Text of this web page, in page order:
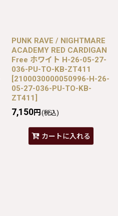
PUNK RAVE / NIGHTMARE
ACADEMY RED CARDIGAN
Free ホワイト H-26-05-27-
036-PU-TO-KB-ZT411
[2100030000050996-H-26-
05-27-036-PU-TO-KB-
ZT411 ]
7,150円 (税込)
カートに入れる